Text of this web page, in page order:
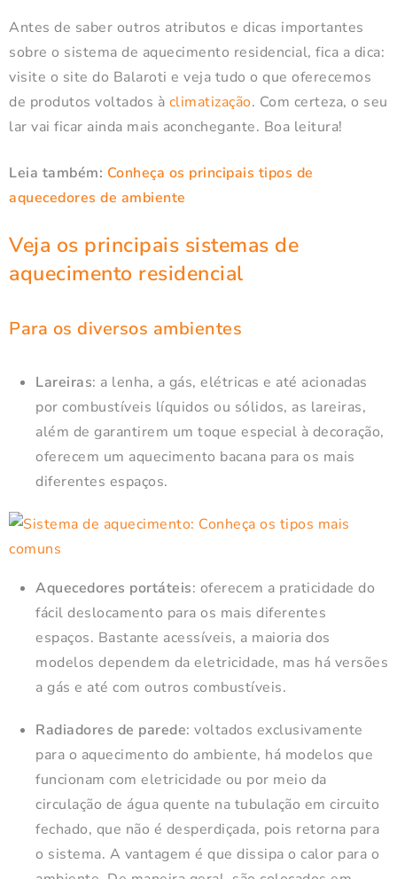
Antes de saber outros atributos e dicas importantes
sobre o sistema de aquecimento residencial, fica a dica:
visite o site do Balaroti e veja tudo o que oferecemos
de produtos voltados à climatização. Com certeza, o seu
lar vai ficar ainda mais aconchegante. Boa leitura!
Leia também: Conheça os principais tipos de
aquecedores de ambiente
Veja os principais sistemas de
aquecimento residencial
Para os diversos ambientes
Lareiras: a lenha, a gás, elétricas e até acionadas
por combustíveis líquidos ou sólidos, as lareiras,
além de garantirem um toque especial à decoração,
oferecem um aquecimento bacana para os mais
diferentes espaços.
Aquecedores portáteis: oferecem a praticidade do
fácil deslocamento para os mais diferentes
espaços. Bastante acessíveis, a maioria dos
modelos dependem da eletricidade, mas há versões
a gás e até com outros combustíveis.
Radiadores de parede: voltados exclusivamente
para o aquecimento do ambiente, há modelos que
funcionam com eletricidade ou por meio da
circulação de água quente na tubulação em circuito
fechado, que não é desperdiçada, pois retorna para
o sistema. A vantagem é que dissipa o calor para o